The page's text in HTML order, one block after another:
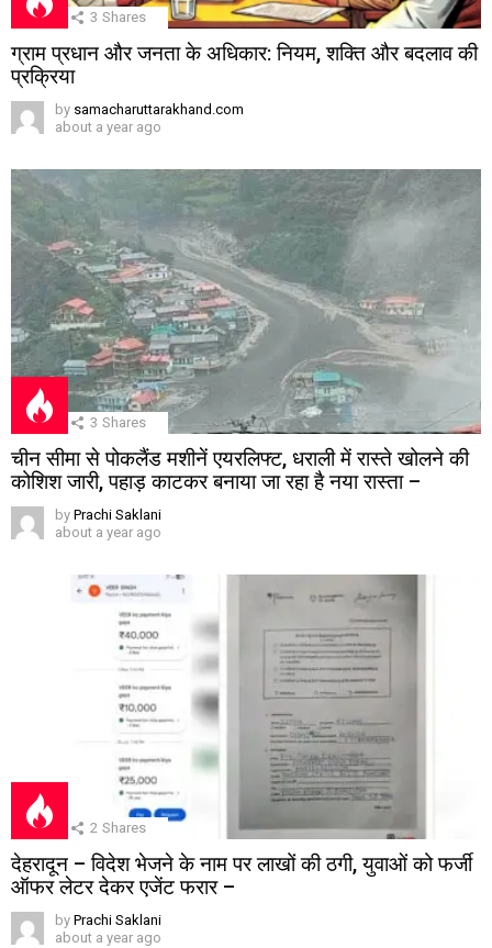
3 Shares
ग्राम प्रधान और जनता के अधिकार: नियम, शक्ति और बदलाव की
प्रक्रिया
by samacharuttarakhand.com
about a year ago
3 Shares
चीन सीमा से पोकलैंड मशीनें एयरलिफ्ट, धराली में रास्ते खोलने की
कोशिश जारी, पहाड़ काटकर बनाया जा रहा है नया रास्ता –
by Prachi Saklani
about a year ago
2 Shares
देहरादून – विदेश भेजने के नाम पर लाखों की ठगी, युवाओं को फर्जी
ऑफर लेटर देकर एजेंट फरार –
by Prachi Saklani
about a year ago